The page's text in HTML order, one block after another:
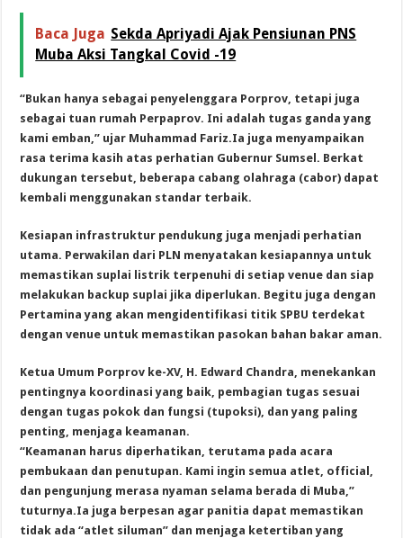
Baca Juga Sekda Apriyadi Ajak Pensiunan PNS
Muba Aksi Tangkal Covid -19
“Bukan hanya sebagai penyelenggara Porprov, tetapi juga
sebagai tuan rumah Perpaprov. Ini adalah tugas ganda yang
kami emban,” ujar Muhammad Fariz.Ia juga menyampaikan
rasa terima kasih atas perhatian Gubernur Sumsel. Berkat
dukungan tersebut, beberapa cabang olahraga (cabor) dapat
kembali menggunakan standar terbaik.
Kesiapan infrastruktur pendukung juga menjadi perhatian
utama. Perwakilan dari PLN menyatakan kesiapannya untuk
memastikan suplai listrik terpenuhi di setiap venue dan siap
melakukan backup suplai jika diperlukan. Begitu juga dengan
Pertamina yang akan mengidentifikasi titik SPBU terdekat
dengan venue untuk memastikan pasokan bahan bakar aman.
Ketua Umum Porprov ke-XV, H. Edward Chandra, menekankan
pentingnya koordinasi yang baik, pembagian tugas sesuai
dengan tugas pokok dan fungsi (tupoksi), dan yang paling
penting, menjaga keamanan.
“Keamanan harus diperhatikan, terutama pada acara
pembukaan dan penutupan. Kami ingin semua atlet, official,
dan pengunjung merasa nyaman selama berada di Muba,”
tuturnya.Ia juga berpesan agar panitia dapat memastikan
tidak ada “atlet siluman” dan menjaga ketertiban yang